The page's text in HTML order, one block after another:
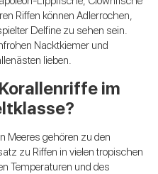
Riffen können Adlerrochen,
Delfine zu sehen sein.
Nacktkiemer und
lieben.
im
Meeres gehören zu den
zu Riffen in vielen tropischen
Temperaturen und des